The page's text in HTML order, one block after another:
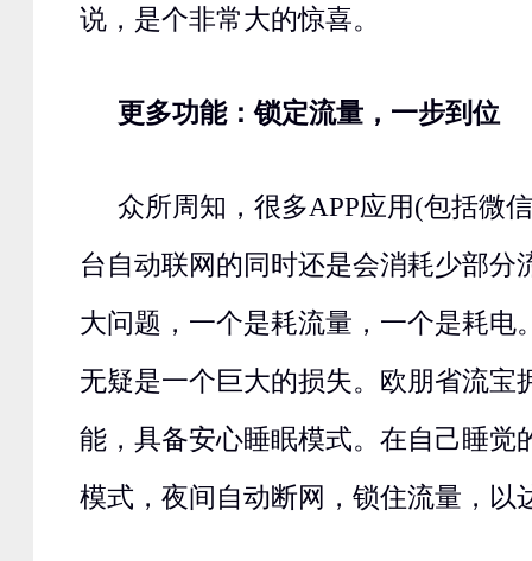
说，是个非常大的惊喜。
更多功能：锁定流量，一步到位
众所周知，很多APP应用(包括微
台自动联网的同时还是会消耗少部分
大问题，一个是耗流量，一个是耗电
无疑是一个巨大的损失。欧朋省流宝
能，具备安心睡眠模式。在自己睡觉
模式，夜间自动断网，锁住流量，以